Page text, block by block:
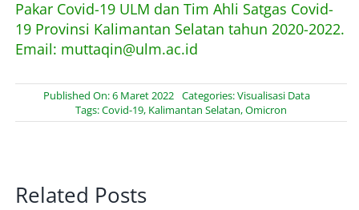
Pakar Covid-19 ULM dan Tim Ahli Satgas Covid-
19 Provinsi Kalimantan Selatan tahun 2020-2022.
Email: muttaqin@ulm.ac.id
Published On: 6 Maret 2022 Categories:Visualisasi Data
Tags:Covid-19, Kalimantan Selatan,Omicron
Related Posts